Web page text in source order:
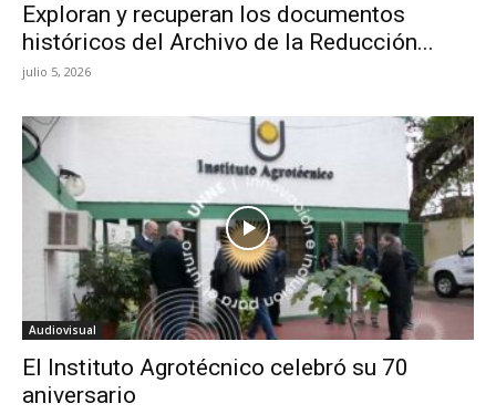
Exploran y recuperan los documentos
históricos del Archivo de la Reducción...
julio 5, 2026
Audiovisual
El Instituto Agrotécnico celebró su 70
aniversario